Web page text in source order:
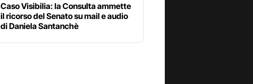
Caso Visibilia: la Consulta ammette
il ricorso del Senato su mail e audio
di Daniela Santanchè